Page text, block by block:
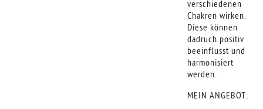
verschiedenen
Chakren wirken.
Diese können
dadruch positiv
beeinflusst und
harmonisiert
werden.
MEIN ANGEBOT: